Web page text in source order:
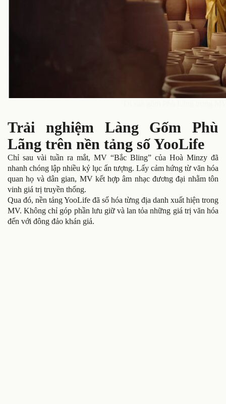
Trải nghiệm Làng Gốm Phù
Lãng trên nền tảng số YooLife
Chỉ sau vài tuần ra mắt, MV “Bắc Bling” của Hoà Minzy đã
nhanh chóng lập nhiều kỷ lục ấn tượng. Lấy cảm hứng từ văn hóa
quan họ và dân gian, MV kết hợp âm nhạc đương đại nhằm tôn
vinh giá trị truyền thống.
Qua đó, nền tảng YooLife đã số hóa từng địa danh xuất hiện trong
MV. Không chỉ góp phần lưu giữ và lan tỏa những giá trị văn hóa
đến với đông đảo khán giả.